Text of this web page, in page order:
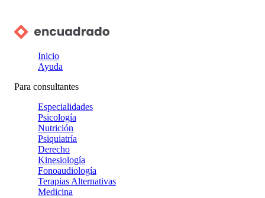
Inicio
Ayuda
Para consultantes
Especialidades
Psicología
Nutrición
Psiquiatría
Derecho
Kinesiología
Fonoaudiología
Terapias Alternativas
Medicina